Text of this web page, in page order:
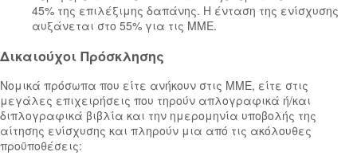
45% της επιλέξιμης δαπάνης. Η ένταση της ενίσχυσης
αυξάνεται στο 55% για τις ΜΜΕ.
Δικαιούχοι Πρόσκλησης
Νομικά πρόσωπα που είτε ανήκουν στις ΜΜΕ, είτε στις
μεγάλες επιχειρήσεις που τηρούν απλογραφικά ή/και
διπλογραφικά βιβλία και την ημερομηνία υποβολής της
αίτησης ενίσχυσης και πληρούν μια από τις ακόλουθες
προϋποθέσεις: